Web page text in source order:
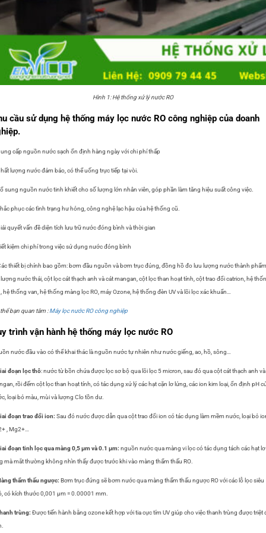
Hình 1: Hệ thống xử lý nước RO
cầu sử dụng hệ thống máy lọc nước RO công nghiệp của doanh
cấp nguồn nước sạch ổn định hàng ngày với chi phí thấp
lượng nước đảm bảo, có thể uống trực tiếp tại vòi.
sung nguồn nước tinh khiết cho số lượng lớn nhân viên, góp phần làm tăng hiệu suất công việc.
phục các tình trạng hư hỏng, công nghệ lạc hậu của hệ thống cũ.
quyết vấn đề diện tích lưu trữ nước đóng bình và thời gian
kiệm chi phí trong việc sử dụng nước đóng bình
thiết bị chính bao gồm: bơm đầu nguồn và bơm trục đúng, đồng hồ đo lưu lượng nước thành
nước thải, cột lọc cát thạch anh và cát mangan, cột lọc than hoạt tính, cột trao đổi catrion, hệ
hệ thống van, hệ thống màng lọc RO, máy Ozone, hệ thống đèn UV và lõi lọc xác khuẩn…
bạn quan tâm : Máy lọc nước RO công nghiệp
trình vận hành hệ thống máy lọc nước RO
nước đầu vào có thể khai thác là nguồn nước tự nhiên như nước giếng, ao, hồ, sông…
đoạn lọc thô: nước từ bồn chứa được lọc sơ bộ qua lõi lọc 5 micron, sau đó qua cột cát thạch anh và
rồi đếm cột lọc than hoạt tính, có tác dụng xử lý các hạt cặn lơ lửng, các ion kim loại, ổn định pH
loại bỏ màu, mùi và lượng Clo tồn dư.
đoạn trao đổi ion: Sau đó nước được dẫn qua cột trao đổi ion có tác dụng làm mềm nước, loại bỏ
, Mg2+…
đoạn tinh lọc qua màng 0,5 µm và 0.1 µm: nguồn nước qua màng vi lọc có tác dụng tách các hạt lơ
mà mắt thường không nhìn thấy được trước khi vào màng thẩm thấu RO.
thẩm thấu ngược: Bơm trục đứng sẽ bơm nước qua màng thẩm thấu ngược RO với các lỗ lọc siêu
có kích thước 0,001 µm = 0.00001 mm.
trùng: Được tiến hành bằng ozone kết hợp với tia cực tím UV giúp cho việc thanh trùng được triệt